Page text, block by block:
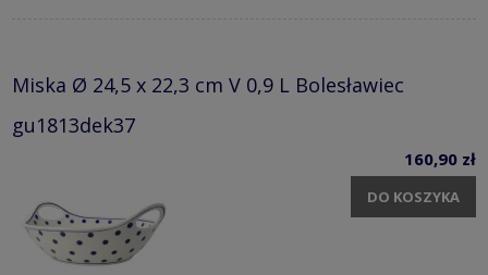
Miska Ø 24,5 x 22,3 cm V 0,9 L Bolesławiec
gu1813dek37
160,90 zł
DO KOSZYKA